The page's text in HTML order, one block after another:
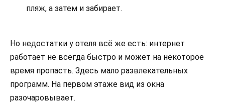
пляж, а затем и забирает.
Но недостатки у отеля всё же есть: интернет
работает не всегда быстро и может на некоторое
время пропасть. Здесь мало развлекательных
программ. На первом этаже вид из окна
разочаровывает.